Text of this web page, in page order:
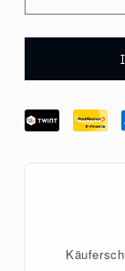
die
Menge
Callebaut
Callets,
400